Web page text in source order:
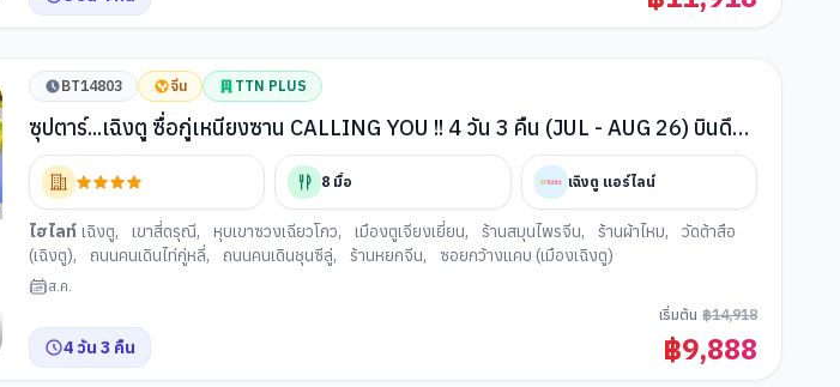
BT14803 จีน TTN PLUS
ซุปตาร์...เฉิงตู ซื่อกู่เหนียงซาน CALLING YOU !! 4 วัน 3 คืน (JUL - AUG 26) บินดึก-
กลับค่ำ
8 มื้อ เฉิงตู แอร์ไลน์
ไฮไลท์ เฉิงตู, เขาสี่ดรุณี, หุบเขาซวงเฉียวโกว, เมืองตูเจียงเยี่ยน, ร้านสมุนไพรจีน, ร้านผ้าไหม,
วัดต้าสือ
(เฉิงตู), ถนนคนเดินไท่กู่หลี่, ถนนคนเดินชุนซีลู่, ร้านหยกจีน, ซอยกว้างแคบ (เมืองเฉิงตู)
ส.ค.
4 วัน 3 คืน
เริ่มต้น ฿14,918
฿9,888